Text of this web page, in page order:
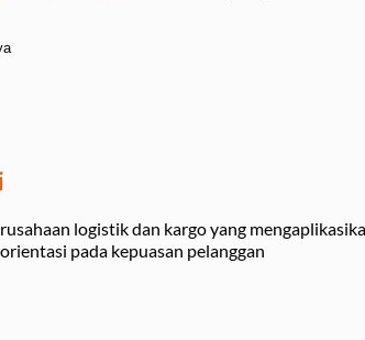
logistik dan kargo yang
pada kepuasan pelanggan